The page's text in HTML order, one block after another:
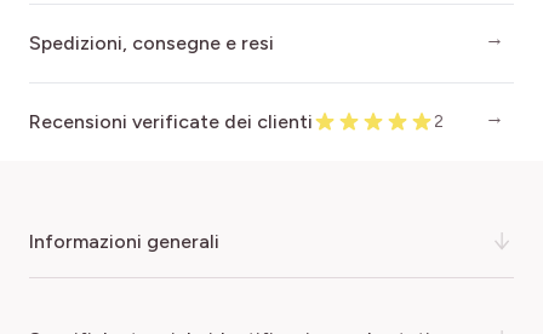
Spedizioni, consegne e resi
Recensioni verificate dei clienti 2
informazioni generali